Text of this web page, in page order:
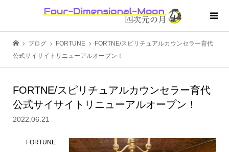
ブログ FORTUNE
FORTNE/スピリチュアルカウンセラー育代
公式サイサイトリニューアルオープン！
FORTNE/スピリチュアルカウンセラー育代
公式サイサイトリニューアルオープン！
2022.06.21
FORTUNE